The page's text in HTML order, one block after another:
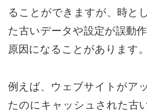
ることができますが、時と
た古いデータや設定が誤動
原因になることがあります。
例えば、ウェブサイトがア
たのにキャッシュされた古